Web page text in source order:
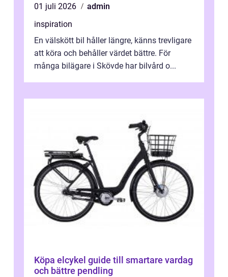
01 juli 2026
admin
inspiration
En välskött bil håller längre, känns trevligare
att köra och behåller värdet bättre. För
många bilägare i Skövde har bilvård o...
Köpa elcykel guide till smartare vardag
och bättre pendling